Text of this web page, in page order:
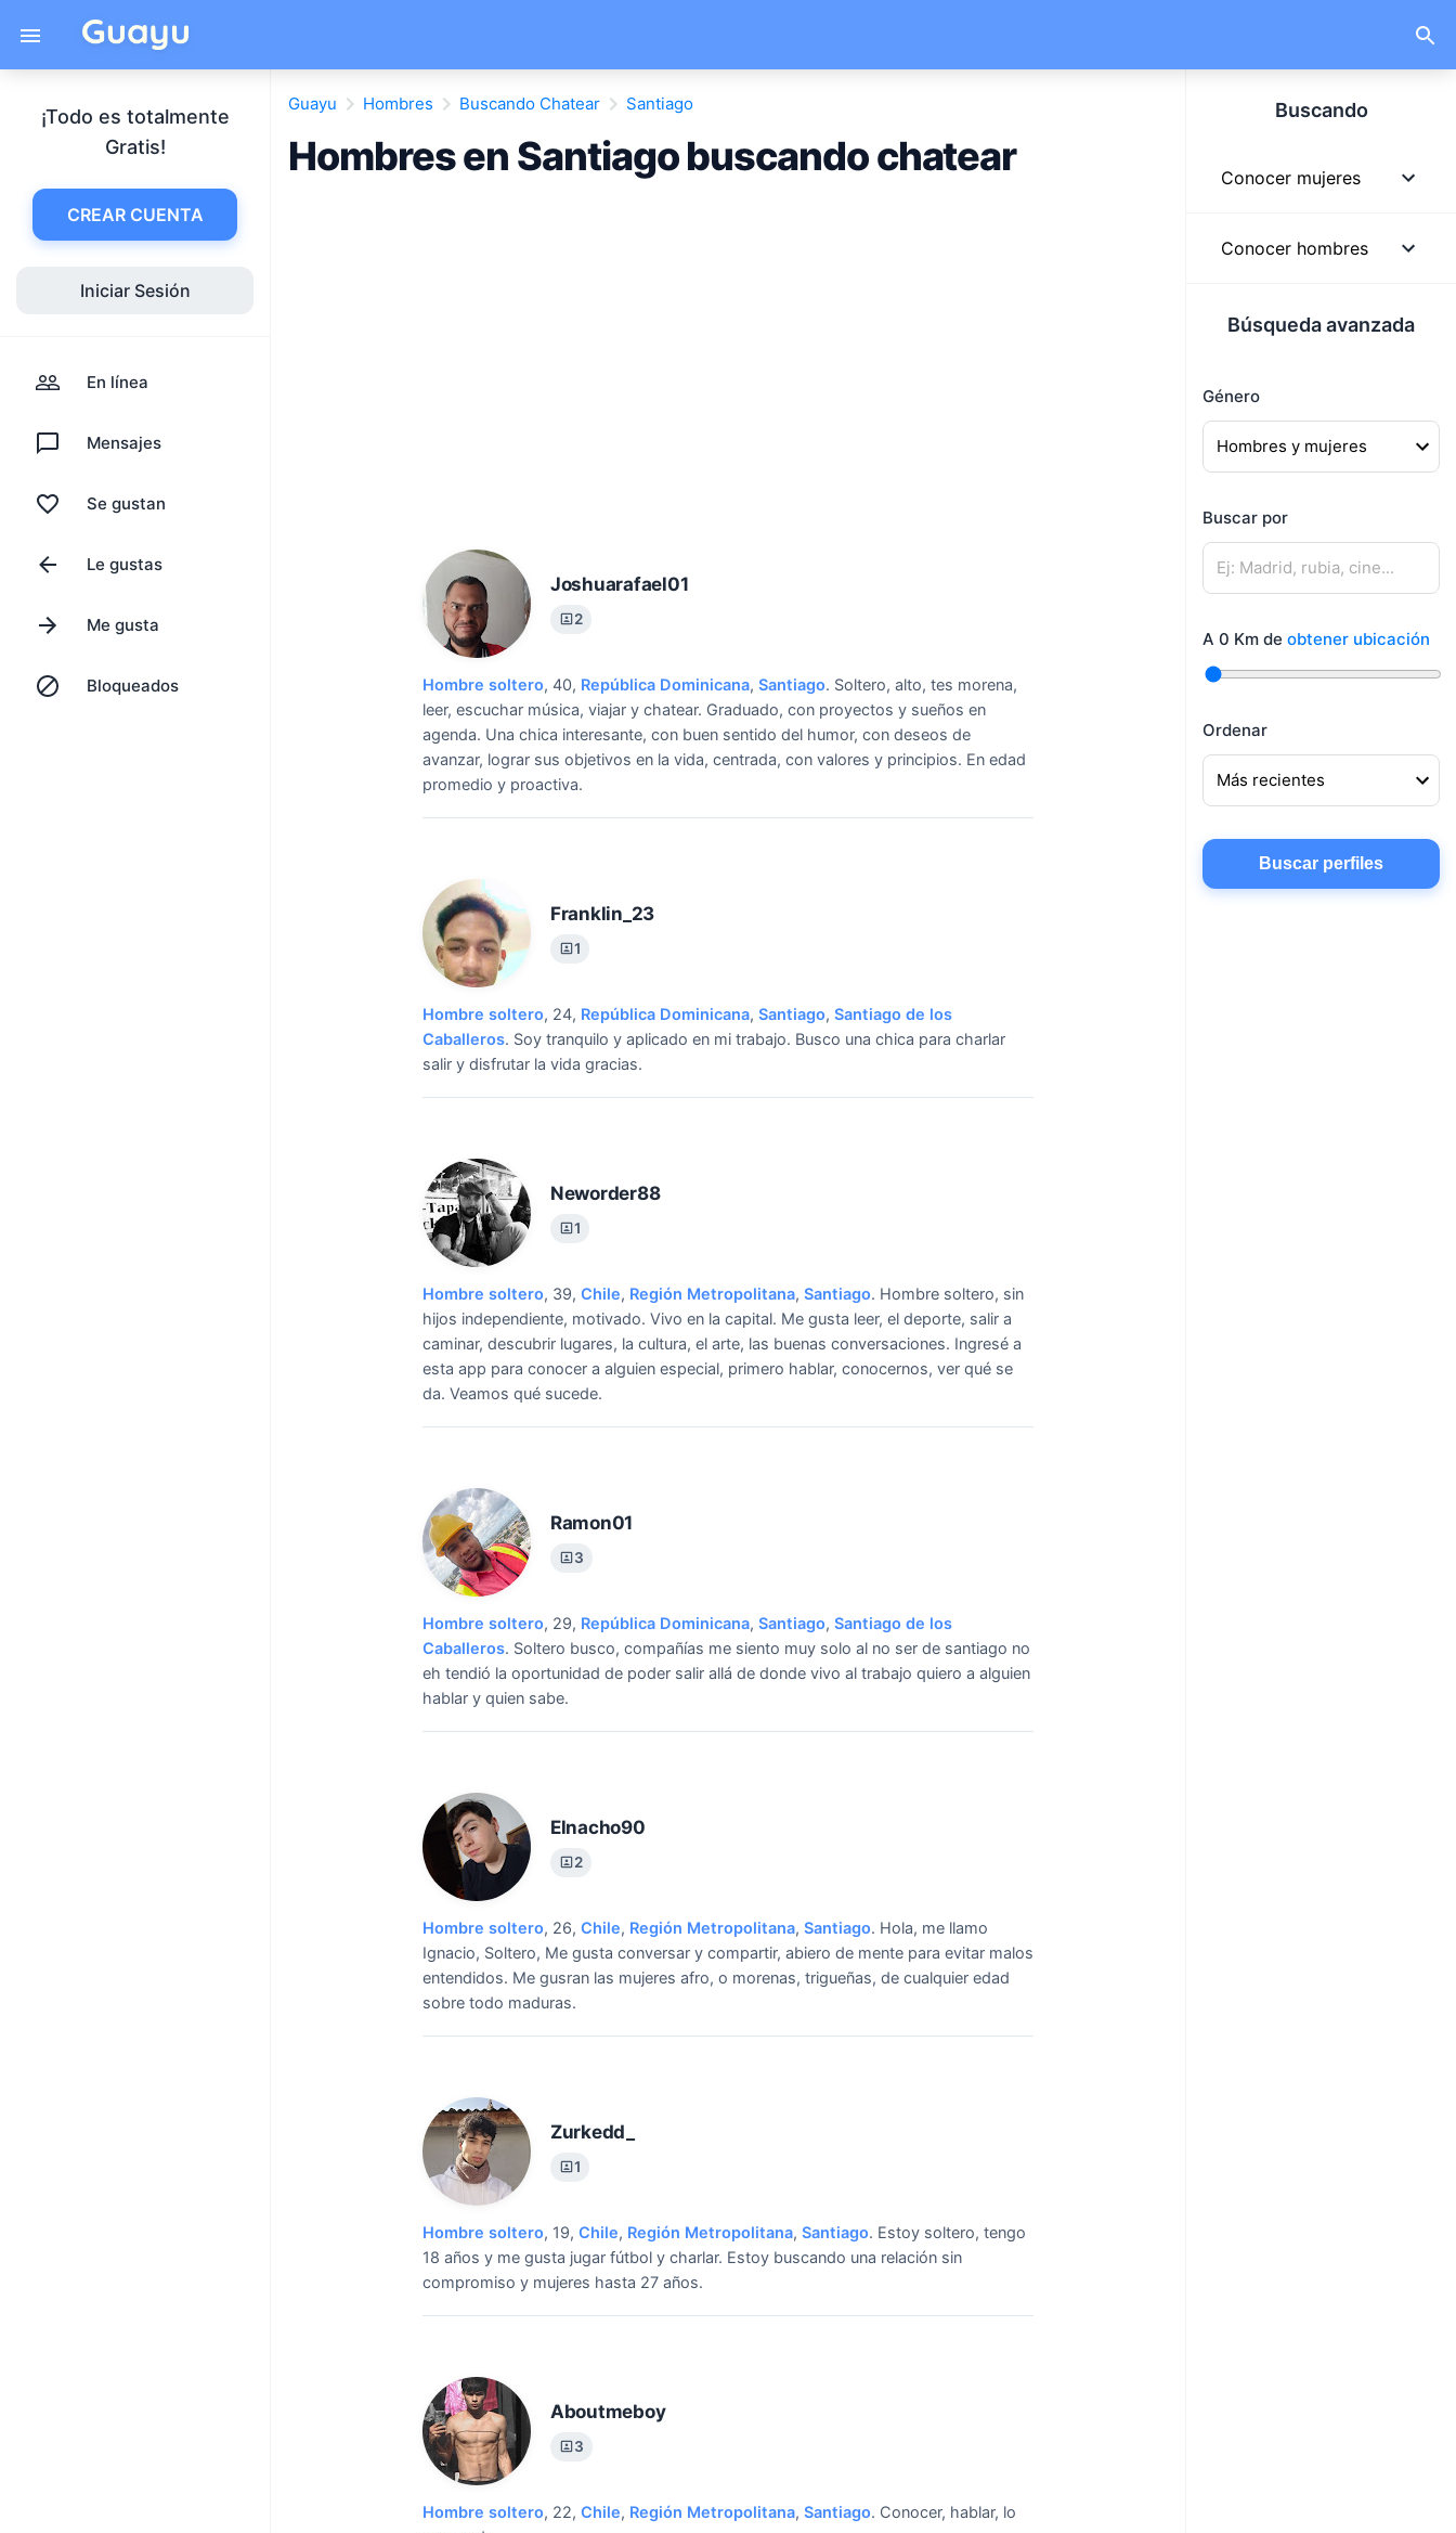
Buscando
Conocer mujeres
Mujeres lindas
Mujeres buscando
hombres
Mujeres buscando pareja
Mujeres buscando
amigos
Mujeres buscando
Mujeres buscando
Conocer hombres
Hombres guapos
Hombres buscando
Hombres buscando
pareja
amigos
Búsqueda avanzada
Género
Buscar por
A 0 Km de obtener ubicación
Ordenar
Buscar perfiles
¡Todo es totalmente
Gratis!
CREAR CUENTA
Iniciar Sesión
En línea
Mensajes
Se gustan
Le gustas
Me gusta
Bloqueados
Guayu Hombres Buscando Chatear Santiago
Hombres en Santiago buscando chatear
Joshuarafael01
2
Hombre soltero, 40, República Dominicana, Santiago. Soltero, alto, tes morena,
leer, escuchar música, viajar y chatear. Graduado, con proyectos y sueños en
agenda. Una chica interesante, con buen sentido del humor, con deseos de
avanzar, lograr sus objetivos en la vida, centrada, con valores y principios. En edad
promedio y proactiva.
Franklin_23
1
Hombre soltero, 24, República Dominicana, Santiago, Santiago de los
Caballeros. Soy tranquilo y aplicado en mi trabajo. Busco una chica para charlar
salir y disfrutar la vida gracias.
Neworder88
1
Hombre soltero, 39, Chile, Región Metropolitana, Santiago. Hombre soltero, sin
hijos independiente, motivado. Vivo en la capital. Me gusta leer, el deporte, salir a
caminar, descubrir lugares, la cultura, el arte, las buenas conversaciones. Ingresé a
esta app para conocer a alguien especial, primero hablar, conocernos, ver qué se
da. Veamos qué sucede.
Ramon01
3
Hombre soltero, 29, República Dominicana, Santiago, Santiago de los
Caballeros. Soltero busco, compañías me siento muy solo al no ser de santiago no
eh tendió la oportunidad de poder salir allá de donde vivo al trabajo quiero a alguien
hablar y quien sabe.
Elnacho90
2
Hombre soltero, 26, Chile, Región Metropolitana, Santiago. Hola, me llamo
Ignacio, Soltero, Me gusta conversar y compartir, abiero de mente para evitar malos
entendidos. Me gusran las mujeres afro, o morenas, trigueñas, de cualquier edad
sobre todo maduras.
Zurkedd_
1
Hombre soltero, 19, Chile, Región Metropolitana, Santiago. Estoy soltero, tengo
18 años y me gusta jugar fútbol y charlar. Estoy buscando una relación sin
compromiso y mujeres hasta 27 años.
Aboutmeboy
3
Hombre soltero, 22, Chile, Región Metropolitana, Santiago. Conocer, hablar, lo